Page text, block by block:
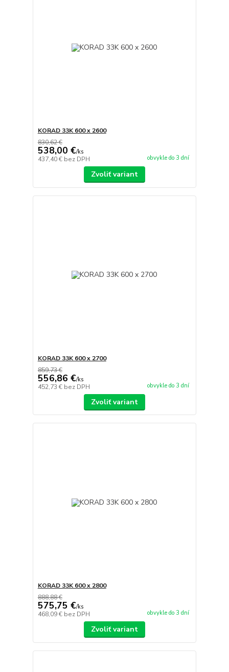
KORAD 33K 600 x 2600
830,62 €
538,00 €/ks
437,40 € bez DPH obvykle do 3 dní
Zvoliť variant
KORAD 33K 600 x 2700
859,73 €
556,86 €/ks
452,73 € bez DPH obvykle do 3 dní
Zvoliť variant
KORAD 33K 600 x 2800
888,88 €
575,75 €/ks
468,09 € bez DPH obvykle do 3 dní
Zvoliť variant